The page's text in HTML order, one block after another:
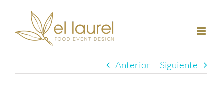
contenido
Anterior Siguiente